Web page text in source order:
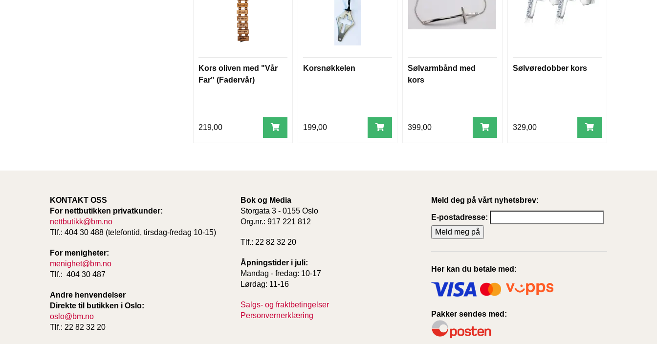
Kors oliven med "Vår
Far" (Fadervår)
219,00
Korsnøkkelen
199,00
Sølvarmbånd med
kors
399,00
Sølvøredobber kors
329,00
KONTAKT OSS
For nettbutikken privatkunder:
nettbutikk@bm.no
Tlf.: 404 30 488 (telefontid, tirsdag-fredag 10-15)
For menigheter:
menighet@bm.no
Tlf.: 404 30 487
Andre henvendelser
Direkte til butikken i Oslo:
oslo@bm.no
Tlf.: 22 82 32 20
Bok og Media
Storgata 3 - 0155 Oslo
Org.nr.: 917 221 812
Tlf.: 22 82 32 20
Åpningstider i juli:
Mandag - fredag: 10-17
Lørdag: 11-16
Salgs- og fraktbetingelser
Personvernerklæring
Meld deg på vårt nyhetsbrev:
E-postadresse:
Her kan du betale med:
Pakker sendes med: